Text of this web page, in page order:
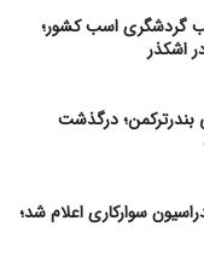
گردشگری اسب کشور؛
درگذشت
سوارکاری اعلام شد؛